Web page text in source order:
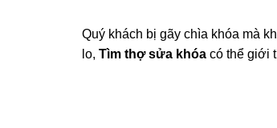
Quý khách bị gãy chìa khóa mà
lo, Tìm thợ sửa khóa có thể giới